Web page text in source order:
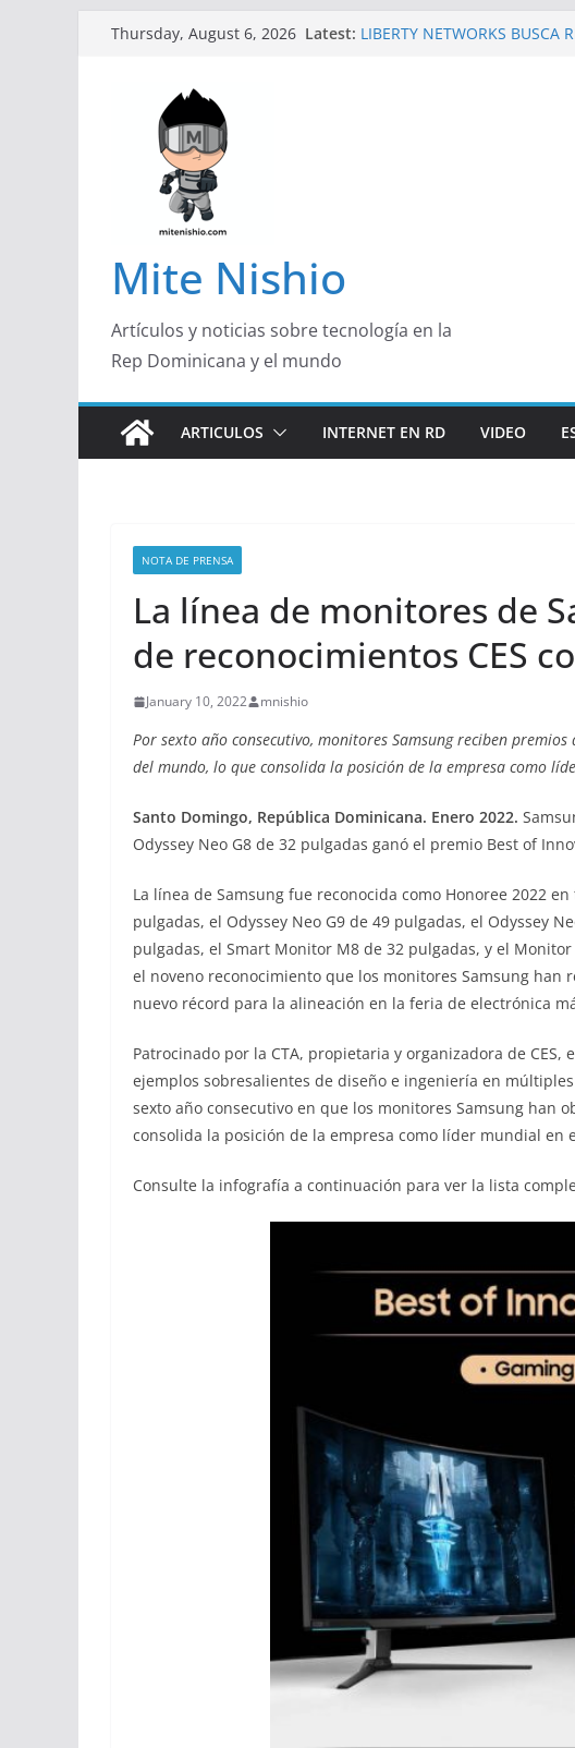
Thursday, August 6, 2026 Latest: LIBERTY NETWORKS BUSCA
Mite Nishio
Artículos y noticias sobre tecnología en la
Rep Dominicana y el mundo
ARTICULOS INTERNET EN RD VIDEO
NOTA DE PRENSA
La línea de monitores de
de reconocimientos CES
January 10, 2022 mnishio
Por sexto año consecutivo, monitores Samsung reciben
del mundo, lo que consolida la posición de la empresa como
Santo Domingo, República Dominicana. Enero 2022.
Odyssey Neo G8 de 32 pulgadas ganó el premio Best of
La línea de Samsung fue reconocida como Honoree 2022
pulgadas, el Odyssey Neo G9 de 49 pulgadas, el Odyssey
pulgadas, el Smart Monitor M8 de 32 pulgadas, y el
el noveno reconocimiento que los monitores Samsung han
nuevo récord para la alineación en la feria de electrónica
Patrocinado por la CTA, propietaria y organizadora de CES,
ejemplos sobresalientes de diseño e ingeniería en
sexto año consecutivo en que los monitores Samsung han
consolida la posición de la empresa como líder mundial en
Consulte la infografía a continuación para ver la lista